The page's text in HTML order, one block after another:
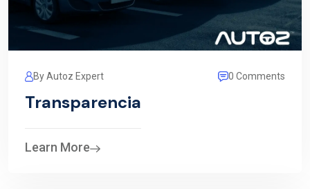
By Autoz Expert 0 Comments
Transparencia
Learn More